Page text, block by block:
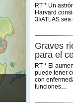
RT * Un
Harvard
3I/ATLAS
Graves
para el
RT * El
puede tener
con
funciones…